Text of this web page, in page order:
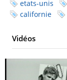
etats-unis
californie
Vidéos